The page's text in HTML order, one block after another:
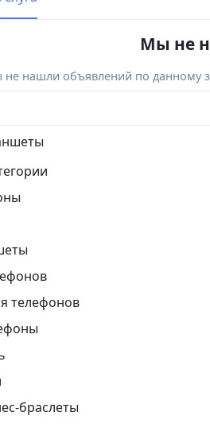
Мы не
нашли объявлений по данному
телефонов
браслеты